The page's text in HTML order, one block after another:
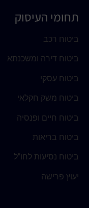
תחומי העיסוק
ביטוח רכב
ביטוח דירה ומשכנתא
ביטוח עסקי
ביטוח משק חקלאי
ביטוח חיים ופנסיה
ביטוח בריאות
ביטוח נסיעות לחו"ל
יעוץ פרישה